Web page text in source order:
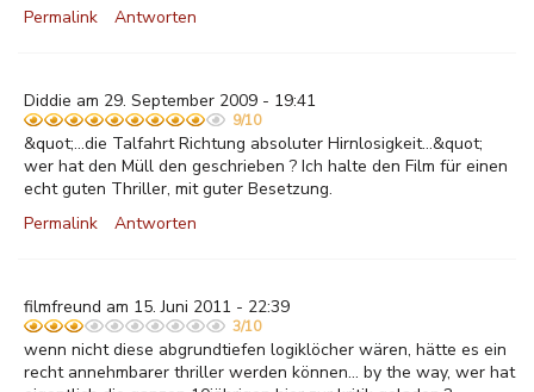
Permalink
Antworten
Diddie am 29. September 2009 - 19:41
9/10
&quot;...die Talfahrt Richtung absoluter Hirnlosigkeit...&quot;
wer hat den Müll den geschrieben ? Ich halte den Film für einen
echt guten Thriller, mit guter Besetzung.
Permalink
Antworten
filmfreund am 15. Juni 2011 - 22:39
3/10
wenn nicht diese abgrundtiefen logiklöcher wären, hätte es ein
recht annehmbarer thriller werden können... by the way, wer hat